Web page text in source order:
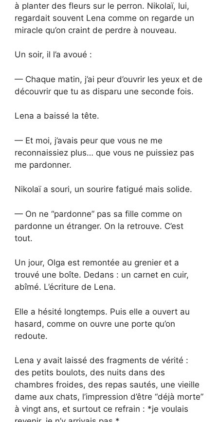
à planter des fleurs sur le perron. Nikolaï, lui,
regardait souvent Lena comme on regarde un
miracle qu’on craint de perdre à nouveau.
Un soir, il l’a avoué :
— Chaque matin, j’ai peur d’ouvrir les yeux et de
découvrir que tu as disparu une seconde fois.
Lena a baissé la tête.
— Et moi, j’avais peur que vous ne me
reconnaissiez plus… que vous ne puissiez pas
me pardonner.
Nikolaï a souri, un sourire fatigué mais solide.
— On ne “pardonne” pas sa fille comme on
pardonne un étranger. On la retrouve. C’est
tout.
Un jour, Olga est remontée au grenier et a
trouvé une boîte. Dedans : un carnet en cuir,
abîmé. L’écriture de Lena.
Elle a hésité longtemps. Puis elle a ouvert au
hasard, comme on ouvre une porte qu’on
redoute.
Lena y avait laissé des fragments de vérité :
des petits boulots, des nuits dans des
chambres froides, des repas sautés, une vieille
dame aux chats, l’impression d’être “déjà morte”
à vingt ans, et surtout ce refrain : *je voulais